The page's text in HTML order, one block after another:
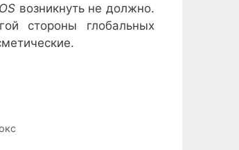
возникнуть не должно.
стороны глобальных